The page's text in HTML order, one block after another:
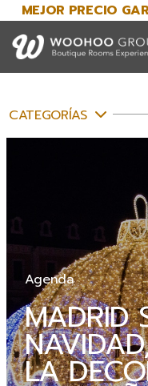
MEJOR PRECIO
CATEGORÍAS
Agenda
MADRID
LA